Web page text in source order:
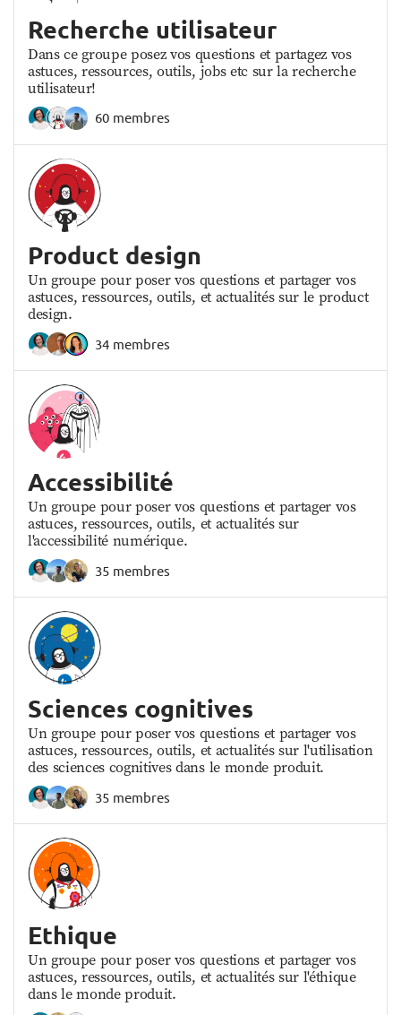
Recherche utilisateur
Dans ce groupe posez vos questions et partagez vos
astuces, ressources, outils, jobs etc sur la recherche
utilisateur!
60 membres
Product design
Un groupe pour poser vos questions et partager vos
astuces, ressources, outils, et actualités sur le product
design.
34 membres
Accessibilité
Un groupe pour poser vos questions et partager vos
astuces, ressources, outils, et actualités sur
l'accessibilité numérique.
35 membres
Sciences cognitives
Un groupe pour poser vos questions et partager vos
astuces, ressources, outils, et actualités sur l'utilisation
des sciences cognitives dans le monde produit.
35 membres
Ethique
Un groupe pour poser vos questions et partager vos
astuces, ressources, outils, et actualités sur l'éthique
dans le monde produit.